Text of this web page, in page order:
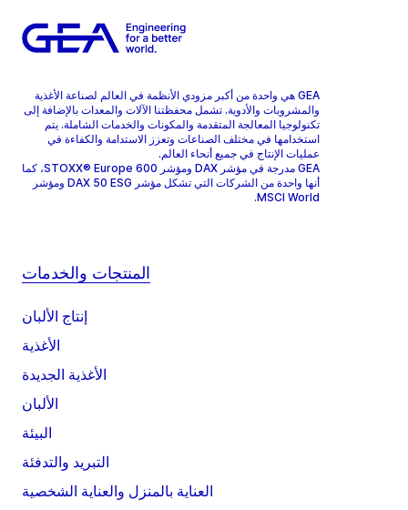
GEA هي واحدة من أكبر مزودي الأنظمة في العالم لصناعة الأغذية
والمشروبات والأدوية. تشمل محفظتنا الآلات والمعدات بالإضافة إلى
تكنولوجيا المعالجة المتقدمة والمكونات والخدمات الشاملة. يتم
استخدامها في مختلف الصناعات وتعزز الاستدامة والكفاءة في
عمليات الإنتاج في جميع أنحاء العالم.
GEA مدرجة في مؤشر DAX ومؤشر STOXX® Europe 600، كما
أنها واحدة من الشركات التي تشكل مؤشر DAX 50 ESG ومؤشر
MSCI World.
المنتجات والخدمات
إنتاج الألبان
الأغذية
الأغذية الجديدة
الألبان
البيئة
التبريد والتدفئة
العناية بالمنزل والعناية الشخصية